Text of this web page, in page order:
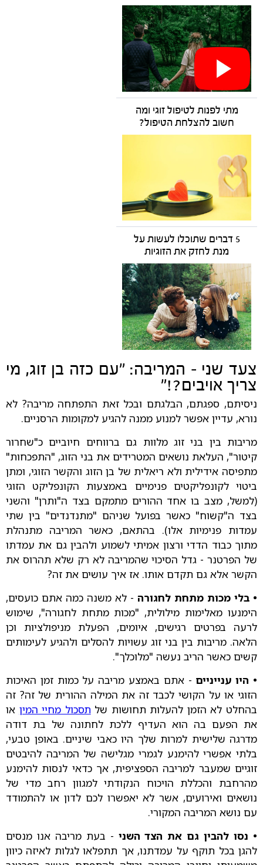
מתי לפנות לטיפול זוגי ומה
חשוב להצלחת הטיפול?
5 דברים שתוכלו לעשות על
מנת לחזק את הזוגיות
צעד שני - המריבה: "עם כזה בן זוג, מי
צריך אויבים?!"
ניסיתם, ספגתם, הבלגתם ובכל זאת התפתחה מריבה? לא
נורא, עדיין אפשר למנוע ממנה להגיע למקומות הרסניים.
מריבות בין בני זוג מלוות גם ברווחים חיוביים כ"שחרור
קיטור", העלאת נושאים המטרידים את בני הזוג, "התפכחות"
מתפיסה אידילית ולא ריאלית של בן הזוג והקשר הזוגי, ומתן
ביטוי לקונפליקטים פנימיים באמצעות הקונפליקט הזוגי
(למשל, מצב בו אחד ההורים מתמקם בצד ה"ותרן" והשני
בצד ה"קשוח" כאשר בפועל שניהם "מתנדנדים" בין שתי
עמדות פנימיות אלו). בהתאם, כאשר המריבה מתנהלת
מתוך כבוד הדדי ורצון אמיתי לשמוע ולהבין גם את עמדתו
של הפרטנר - גדל הסיכוי שהמריבה לא רק שלא תהרוס את
הקשר אלא גם תקדם אותו. אז איך עושים את זה?
• בלי מכות מתחת לחגורה - לא משנה כמה אתם כועסים,
הימנעו מאלימות מילולית, "מכות מתחת לחגורה", שימוש
לרעה בפרטים רגישים, איומים, הפעלת מניפולציות וכן
הלאה. מריבות בין בני זוג עשויות להסלים ולהגיע לעימותים
קשים כאשר הריב נעשה "מלוכלך".
• היו ענייניים - אתם באמצע מריבה על כמות זמן האיכות
הזוגי או על הקושי לכבד זה את המילה ההורית של זה? זה
בהחלט לא הזמן להעלות תחושות של תסכול מחיי המין או
את הפעם בה הוא העדיף ללכת לחתונה של בת דודה
מדרגה שלישית למרות שלך היו כאבי שיניים. באופן טבעי,
בלתי אפשרי להימנע לגמרי מגלישה של המריבה להיבטים
זוגיים שמעבר למריבה הספציפית, אך כדאי לנסות להימנע
מהרחבת והכללת הויכוח הנקודתי למגוון רחב מדי של
נושאים ואירועים, אשר לא יאפשרו לכם לדון או להתמודד
עם נושא המריבה המקורי.
• נסו להבין גם את הצד השני - בעת מריבה אנו מנסים
להגן בכל תוקף על עמדתנו, אך תתפלאו לגלות לאיזה כיוון